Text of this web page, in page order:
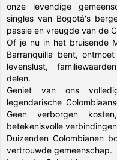
onze levendige
singles van Bogotá's
passie en vreugde van de
Of je nu in het bruisende
Barranquilla bent,
levenslust,
delen.
Geniet van ons
legendarische
Geen verborgen
betekenisvolle
Duizenden Colombianen
vertrouwde gemeenschap.